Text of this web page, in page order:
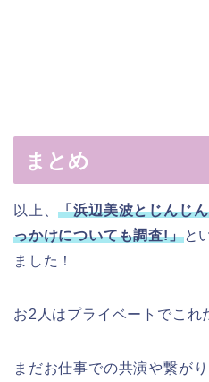
まとめ
以上、「浜辺美波とじんじ
っかけについても調査!」と
ました！
お2人はプライベートでこれ
まだお仕事での共演や繋が